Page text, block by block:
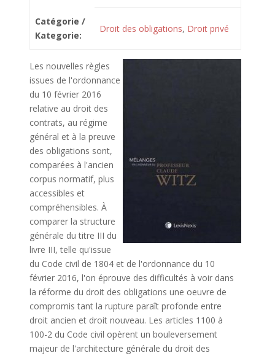
Catégorie /
Kategorie:
Droit des obligations, Droit privé
Les nouvelles règles
issues de l'ordonnance
du 10 février 2016
relative au droit des
contrats, au régime
général et à la preuve
des obligations sont,
comparées à l'ancien
corpus normatif, plus
accessibles et
compréhensibles. À
comparer la structure
générale du titre III du
livre III, telle qu'issue
du Code civil de 1804 et de l'ordonnance du 10
février 2016, l'on éprouve des difficultés à voir dans
la réforme du droit des obligations une oeuvre de
compromis tant la rupture paraît profonde entre
droit ancien et droit nouveau. Les articles 1100 à
100-2 du Code civil opèrent un bouleversement
majeur de l'architecture générale du droit des